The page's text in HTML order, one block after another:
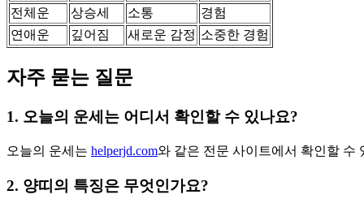
전체운
상승세 소통
경험
연애운
깊어짐 새로운 감정 소중한 경험
자주 묻는 질문
1. 오늘의 운세는 어디서 확인할 수 있나요?
오늘의 운세는 helperjd.com와 같은 전문 사이트에서 확인할 수
2. 양띠의 특징은 무엇인가요?